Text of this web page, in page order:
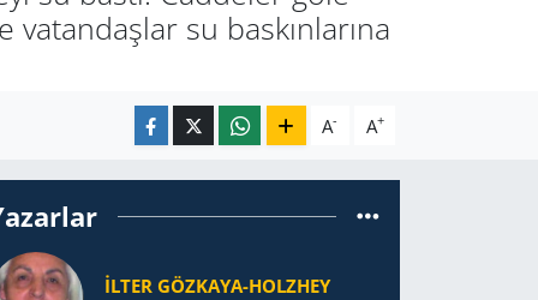
su baskınlarına
A- A+
İLTER GÖZKAYA-HOLZHEY